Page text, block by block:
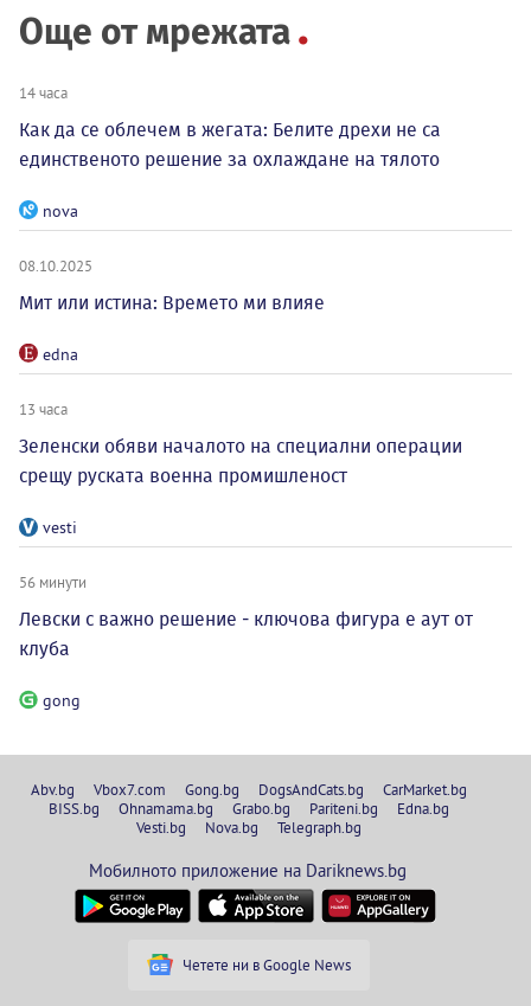
Още от мрежата
14 часа
Как да се облечем в жегата: Белите дрехи не са
единственото решение за охлаждане на тялото
nova
08.10.2025
Мит или истина: Времето ми влияе
edna
13 часа
Зеленски обяви началото на специални операции
срещу руската военна промишленост
vesti
56 минути
Левски с важно решение - ключова фигура е аут от
клуба
gong
Abv.bg Vbox7.com Gong.bg DogsAndCats.bg
CarMarket.bg
BISS.bg
Ohnamama.bg Grabo.bg Pariteni.bg
Edna.bg
Vesti.bg
Nova.bg Telegraph.bg
Мобилното приложение на Dariknews.bg
Четете ни в Google News